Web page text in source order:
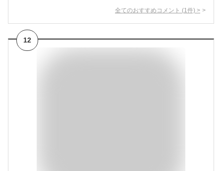
全てのおすすめコメント (1 件) >
12